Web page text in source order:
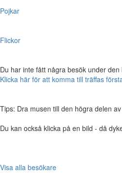
Pojkar
Flickor
Du har inte fått några besök under
Klicka här för att komma till träffas
Tips: Dra musen till den högra delen
Du kan också klicka på en bild - då
Visa alla besökare